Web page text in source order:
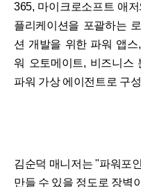
365, 마이크로소프트 애
플리케이션을 포괄하는
션 개발을 위한 파워 앱
워 오토메이트, 비즈니스
파워 가상 에이전트로 구
김순덕 매니저는 "파워포
만들 수 있을 정도로 장벽